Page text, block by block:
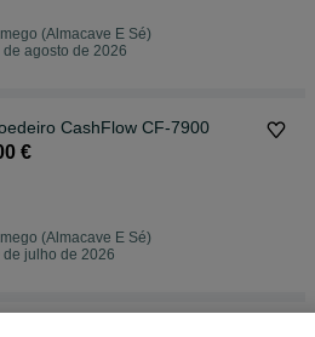
(Almacave E Sé)
de agosto de 2026
CashFlow CF-7900
€
(Almacave E Sé)
de julho de 2026